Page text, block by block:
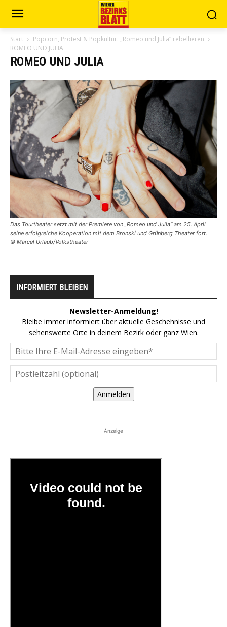
Start
Popcorn, Protest & Popkultur: „Romeo und Julia“ rebellieren
ROMEO UND JULIA
ROMEO UND JULIA
Das Tourtheater setzt mit der Premiere von „Romeo und Julia“ am 25. April
seine erfolgreiche Kooperation mit dem Bronski und Grünberg Theater fort.
© Marcel Urlaub/Volkstheater
INFORMIERT BLEIBEN
Newsletter-Anmeldung!
Bleibe immer informiert über aktuelle Geschehnisse und
sehenswerte Orte in deinem Bezirk oder ganz Wien.
Anmelden
Anzeige